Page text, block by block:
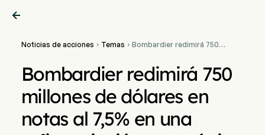

Noticias de acciones  Temas  Bombardier redimirá 750
refinanciación estratégica
Bombardier redimirá 750
millones de dólares en
notas al 7,5% en una